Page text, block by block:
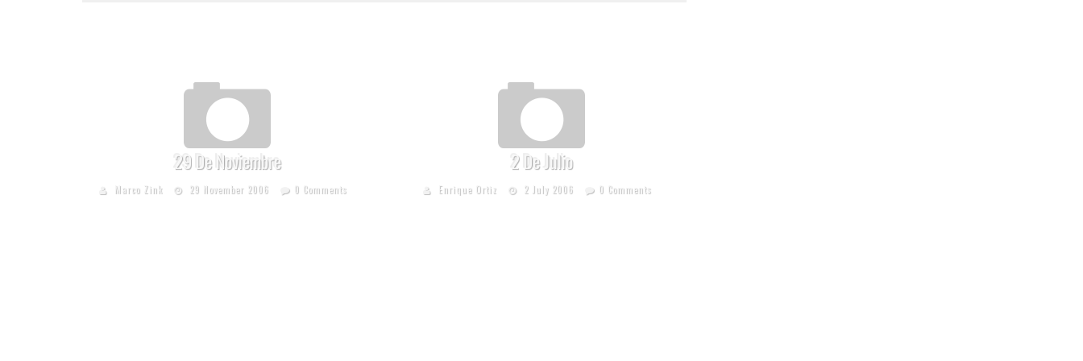
29 De Noviembre
Marco Zink 29 November 2006 0 Comments
2 De Julio
Enrique Ortiz 2 July 2006 0 Comments